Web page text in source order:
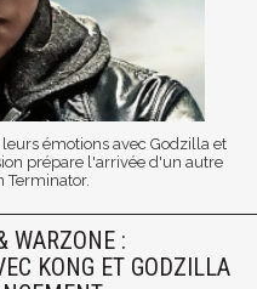
émotions avec Godzilla et
prépare l'arrivée d'un autre
Terminator.
WARZONE :
KONG ET GODZILLA